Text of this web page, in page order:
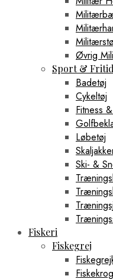
Øvrig
Sport & Fritid
Badetøj
Cykeltøj
Fitness
Løbetøj
Ski- &
Fiskeri
Fiskegrej